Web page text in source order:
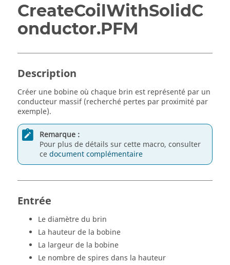
CreateCoilWithSolidC
onductor.PFM
Description
Créer une bobine où chaque brin est représenté par un
conducteur massif (recherché pertes par proximité par
exemple).
Remarque :
Pour plus de détails sur cette macro, consulter
cedocument complémentaire
Entrée
Le diamètre du brin
La hauteur de la bobine
La largeur de la bobine
Le nombre de spires dans la hauteur